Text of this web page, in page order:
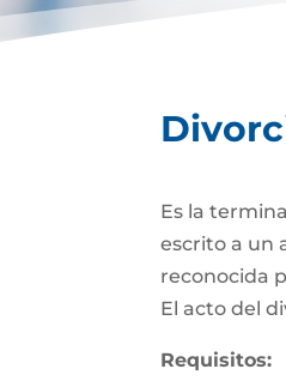
Es la
escrito a un
reconocida
El acto del
Requisitos: